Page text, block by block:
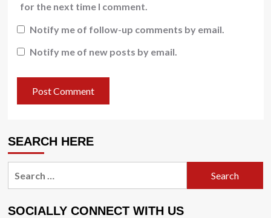
for the next time I comment.
Notify me of follow-up comments by email.
Notify me of new posts by email.
SEARCH HERE
SOCIALLY CONNECT WITH US